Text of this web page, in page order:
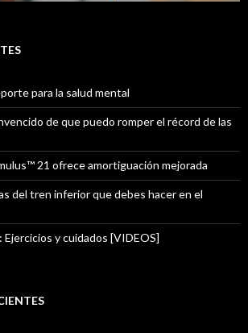
para la salud mental
de que puedo romper el récord de las
21 ofrece amortiguación mejorada
del tren inferior que debes hacer en el
Ejercicios y cuidados [VIDEOS]